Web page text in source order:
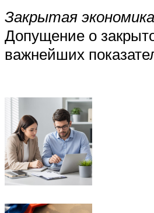
Закрытая экономика
Допущение о
важнейших